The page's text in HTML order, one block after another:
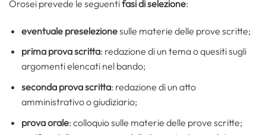
Orosei prevede le seguentifasi di selezione:
eventuale preselezionesulle materie delle prove scritte;
prima prova scritta: redazione di un tema o quesiti sugli
argomenti elencati nel bando;
seconda prova scritta: redazione di un atto
amministrativo o giudiziario;
prova orale: colloquio sulle materie delle prove scritte;